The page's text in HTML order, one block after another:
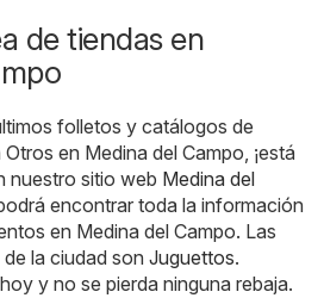
de tiendas en
folletos y catálogos de
en Medina del Campo, ¡está
nuestro sitio web Medina del
encontrar toda la información
en Medina del Campo. Las
la ciudad son Juguettos.
y no se pierda ninguna rebaja.